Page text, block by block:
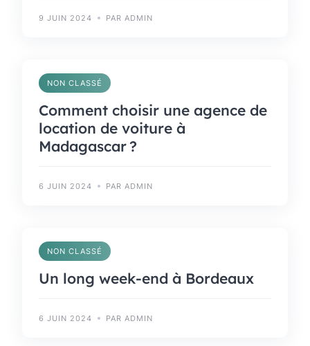
9 JUIN 2024 PAR ADMIN
NON CLASSÉ
Comment choisir une agence de
location de voiture à
Madagascar ?
6 JUIN 2024 PAR ADMIN
NON CLASSÉ
Un long week-end à Bordeaux
6 JUIN 2024 PAR ADMIN